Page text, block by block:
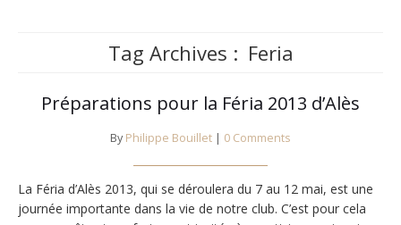
Tag Archives : Feria
Préparations pour la Féria 2013 d’Alès
By Philippe Bouillet | 0 Comments
La Féria d’Alès 2013, qui se déroulera du 7 au 12 mai, est une
journée importante dans la vie de notre club. C’est pour cela